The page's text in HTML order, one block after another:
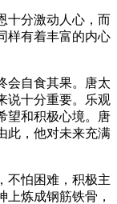
十分激动人心，而
样有着丰富的内心
会自食其果。唐太
说十分重要。乐观
望和积极心境。唐
此，他对未来充满
不怕困难，积极主
炼成钢筋铁骨，